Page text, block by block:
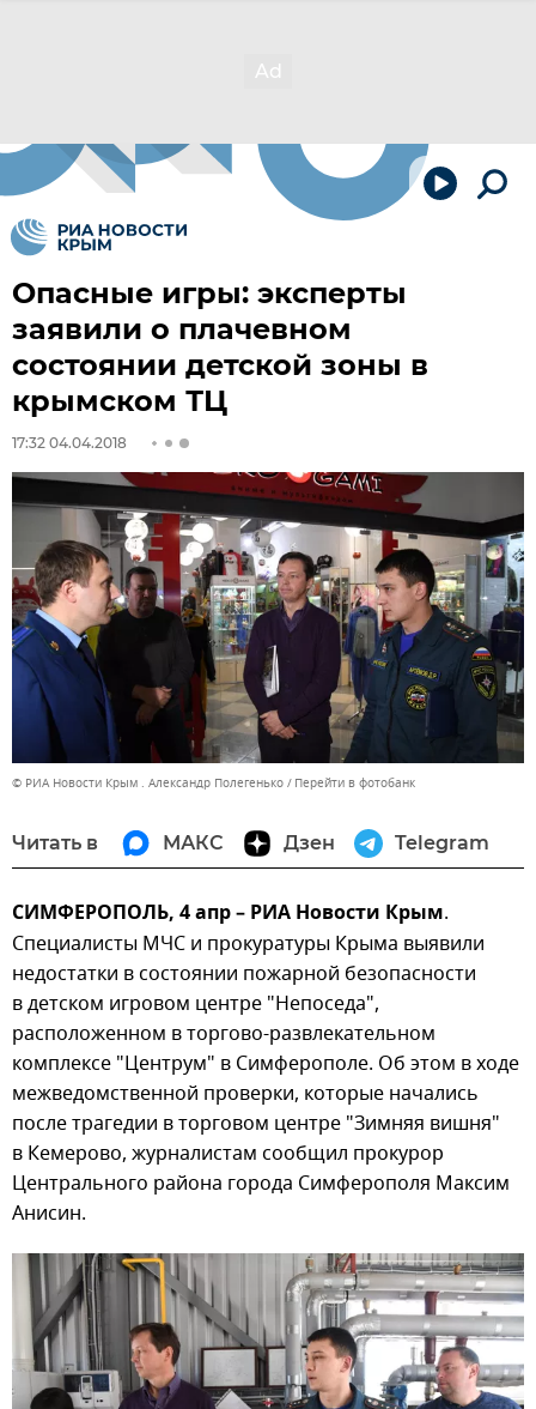
Опасные игры: эксперты
заявили о плачевном
состоянии детской зоны в
крымском ТЦ
17:32 04.04.2018
© РИА Новости Крым . Александр Полегенько Перейти в фотобанк
Читать в МАКС Дзен Telegram
СИМФЕРОПОЛЬ, 4 апр – РИА Новости Крым.
Специалисты МЧС и прокуратуры Крыма выявили
недостатки в состоянии пожарной безопасности
в детском игровом центре "Непоседа",
расположенном в торгово-развлекательном
комплексе "Центрум" в Симферополе. Об этом в ходе
межведомственной проверки, которые начались
после трагедии в торговом центре "Зимняя вишня"
в Кемерово, журналистам сообщил прокурор
Центрального района города Симферополя Максим
Анисин.